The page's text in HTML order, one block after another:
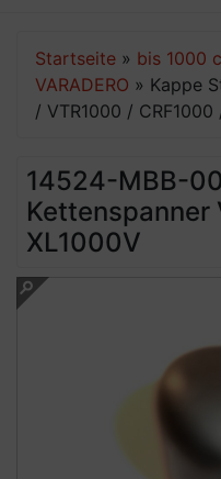
Startseite » bis 1000
VARADERO » Kappe
/ VTR1000 / CRF1000
14524-MBB-
Kettenspanner
XL1000V